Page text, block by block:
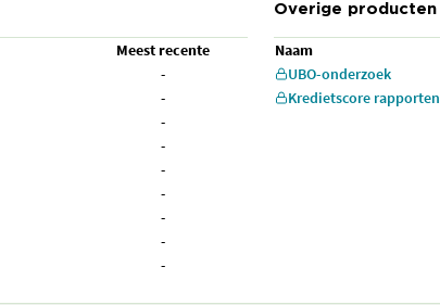
Meest recente
-
-
-
-
-
-
-
-
-
Overige producten
Naam
UBO-onderzoek
Kredietscore rapporten